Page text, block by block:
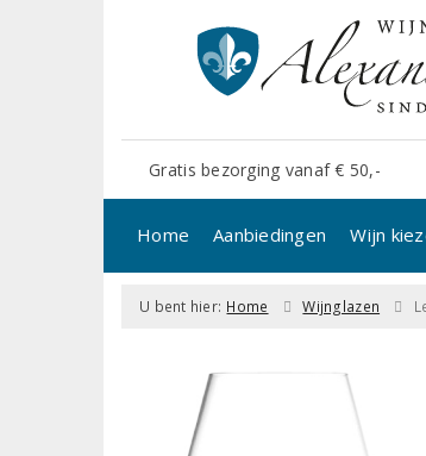
Gratis bezorging vanaf € 50,-
Home Aanbiedingen Wijn
U bent hier: Home Wijnglazen